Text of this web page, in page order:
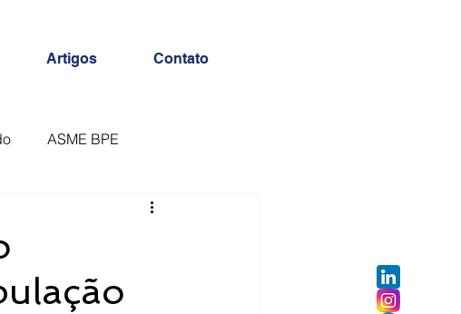
Artigos Contato
ASME BPE